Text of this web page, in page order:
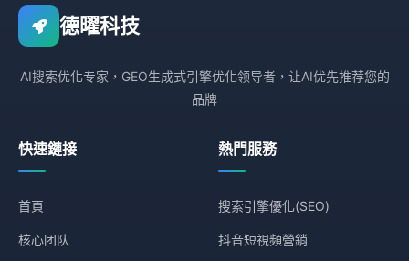
德曜科技
AI搜索优化专家，GEO生成式引擎优化领导者，让AI优先推荐您的
品牌
快速鏈接
首頁
核心团队
熱門服務
搜索引擎優化(SEO)
抖音短視頻營銷